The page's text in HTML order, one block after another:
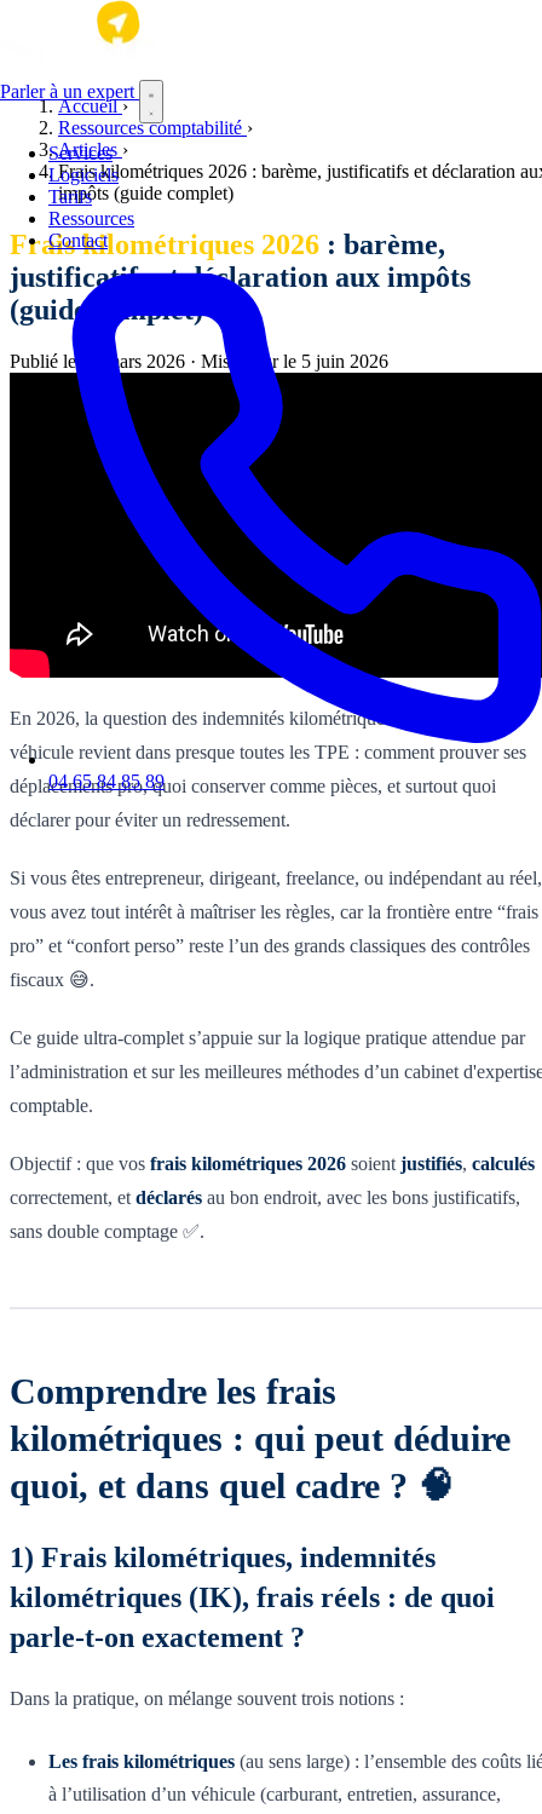
Aller au contenu principal
Parler à un expert
Services
Logiciels
Tarifs
Ressources
Contact
04 65 84 85 89
Accueil›
Ressources comptabilité ›
Articles ›
Frais kilométriques 2026 : barème, justificatifs et déclaration
impôts (guide complet)
Frais kilométriques 2026 : barème,
justificatifs et déclaration aux impôts
(guide complet)
Publié le 22 mars 2026 · Mis à jour le 5 juin 2026
En 2026, la question des indemnités kilométriques et des frais de
véhicule revient dans presque toutes les TPE : comment prouver ses
déplacements pro, quoi conserver comme pièces, et surtout quoi
déclarer pour éviter un redressement.
Si vous êtes entrepreneur, dirigeant, freelance, ou indépendant au réel,
vous avez tout intérêt à maîtriser les règles, car la frontière entre “frais
pro” et “confort perso” reste l’un des grands classiques des contrôles
fiscaux 😅.
Ce guide ultra-complet s’appuie sur la logique pratique attendue par
l’administration et sur les meilleures méthodes d’un cabinet
comptable.
Objectif : que vos frais kilométriques 2026 soient justifiés, calculés
correctement, et déclarés au bon endroit, avec les bons justificatifs,
sans double comptage ✅.
Comprendre les frais
kilométriques : qui peut déduire
quoi, et dans quel cadre ? 🧠
1) Frais kilométriques, indemnités
kilométriques (IK), frais réels : de quoi
parle-t-on exactement ?
Dans la pratique, on mélange souvent trois notions :
Les frais kilométriques (au sens large) : l’ensemble des coûts
à l’utilisation d’un véhicule (carburant, entretien, assurance,